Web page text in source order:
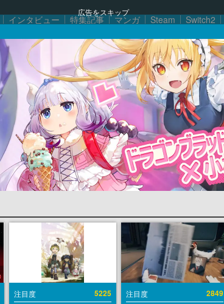
広告をスキップ
インタビュー 特集記事 マンガ Steam Switch2
注目度 5225 注目度 2849